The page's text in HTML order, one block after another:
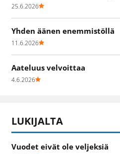
25.6.2026
Yhden äänen enemmistöllä
11.6.2026
Aateluus velvoittaa
4.6.2026
LUKIJALTA
Vuodet eivät ole veljeksiä